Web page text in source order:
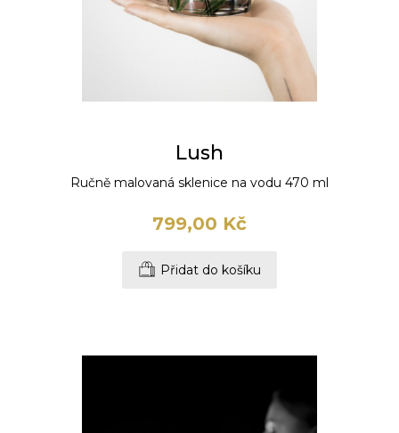
Lush
Ručně malovaná sklenice na vodu 470 ml
799,00 Kč
Přidat do košíku